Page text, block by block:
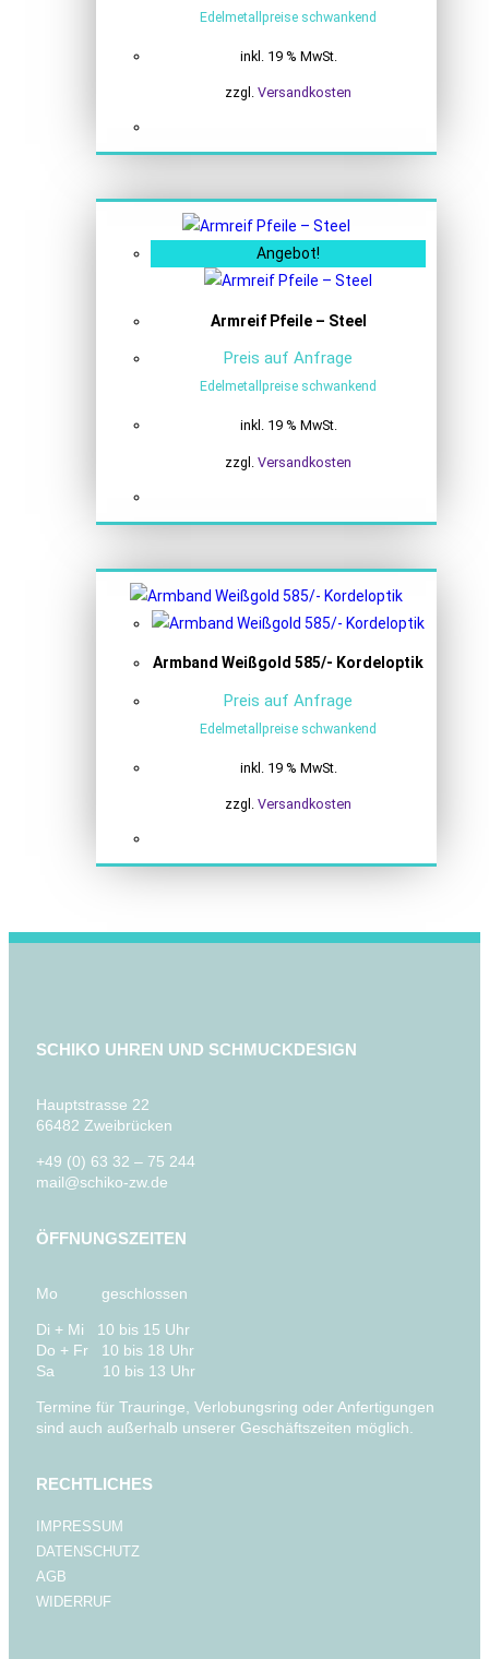
Edelmetallpreise schwankend
inkl. 19 % MwSt.
zzgl. Versandkosten
Angebot!
Armreif Pfeile – Steel
Preis auf Anfrage
Edelmetallpreise schwankend
inkl. 19 % MwSt.
zzgl. Versandkosten
Armband Weißgold 585/- Kordeloptik
Preis auf Anfrage
Edelmetallpreise schwankend
inkl. 19 % MwSt.
zzgl. Versandkosten
SCHIKO UHREN UND SCHMUCKDESIGN
Hauptstrasse 22
66482 Zweibrücken
+49 (0) 63 32 – 75 244
mail@schiko-zw.de
ÖFFNUNGSZEITEN
Mo geschlossen
Di + Mi 10 bis 15 Uhr
Do + Fr 10 bis 18 Uhr
Sa 10 bis 13 Uhr
Termine für Trauringe, Verlobungsring oder Anfertigungen
sind auch außerhalb unserer Geschäftszeiten möglich.
RECHTLICHES
IMPRESSUM
DATENSCHUTZ
AGB
WIDERRUF